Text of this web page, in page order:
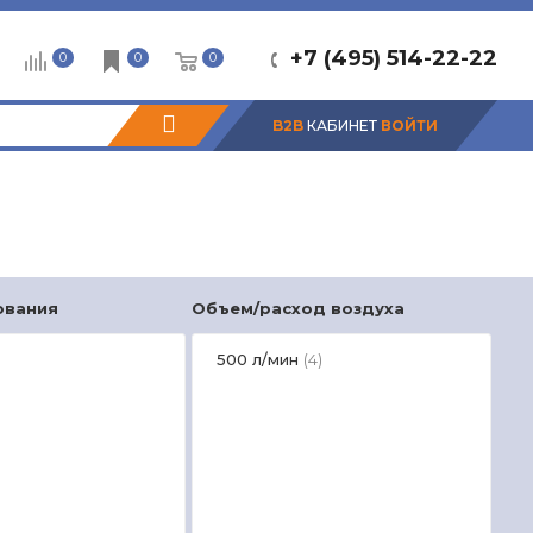
+7 (495) 514-22-22
0 0 0
B2B КАБИНЕТ ВОЙТИ
Объем/расход воздуха
500 л/мин (4)